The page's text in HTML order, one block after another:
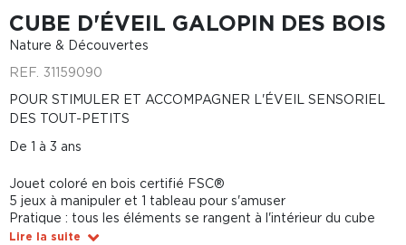
CUBE D'ÉVEIL GALOPIN DES BOIS
Nature & Découvertes
REF. 31159090
POUR STIMULER ET ACCOMPAGNER L'ÉVEIL SENSORIEL
DES TOUT-PETITS
De 1 à 3 ans
Jouet coloré en bois certifié FSC®
5 jeux à manipuler et 1 tableau pour s'amuser
Pratique : tous les éléments se rangent à l'intérieur du cube
Lire la suite